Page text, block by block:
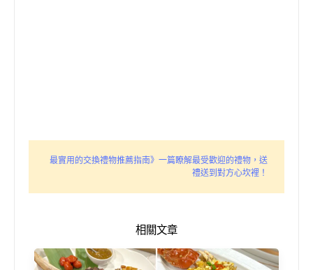
最實用的交換禮物推薦指南》一篇瞭解最受歡迎的禮物，送
禮送到對方心坎裡！
相關文章